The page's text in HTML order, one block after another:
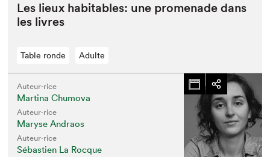
Les lieux hab­it­a­bles: une prom­e­nade dans
les livres
Table ronde Adulte
Auteur·rice
Martina Chumova
Auteur·rice
Maryse Andraos
Auteur·rice
Sébastien La Rocque